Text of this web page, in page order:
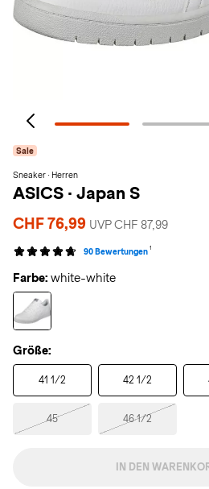
Sale
Sneaker · Herren
ASICS · Japan S
CHF 76,99 UVP CHF 87,99
90 Bewertungen 1
Farbe: white-white
Größe:
41 1/2 42 1/2
45 46 1/2
IN DEN